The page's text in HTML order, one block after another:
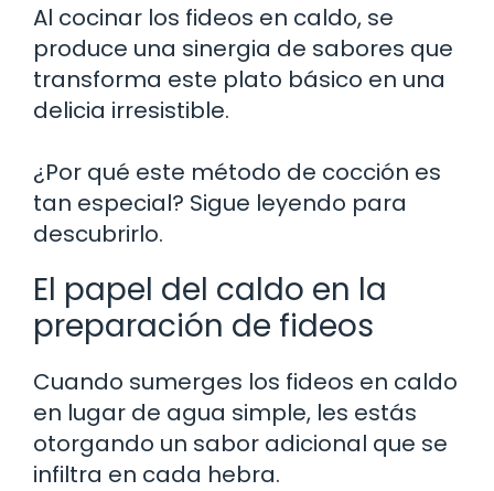
Al cocinar los fideos en caldo, se
produce una sinergia de sabores que
transforma este plato básico en una
delicia irresistible.
¿Por qué este método de cocción es
tan especial? Sigue leyendo para
descubrirlo.
El papel del caldo en la
preparación de fideos
Cuando sumerges los fideos en caldo
en lugar de agua simple, les estás
otorgando un sabor adicional que se
infiltra en cada hebra.